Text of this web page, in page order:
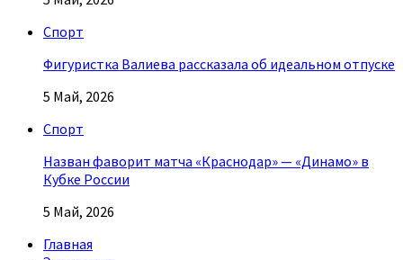
Спорт
Фигуристка Валиева рассказала об идеальном отпуске
5 Май, 2026
Спорт
Назван фаворит матча «Краснодар» — «Динамо» в
Кубке России
5 Май, 2026
Главная